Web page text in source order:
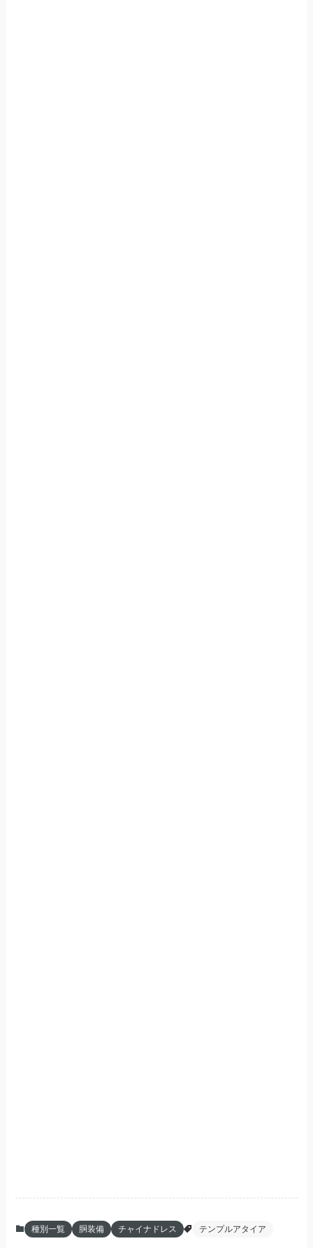
種別一覧 胴装備 チャイナドレス テンプルアタイア